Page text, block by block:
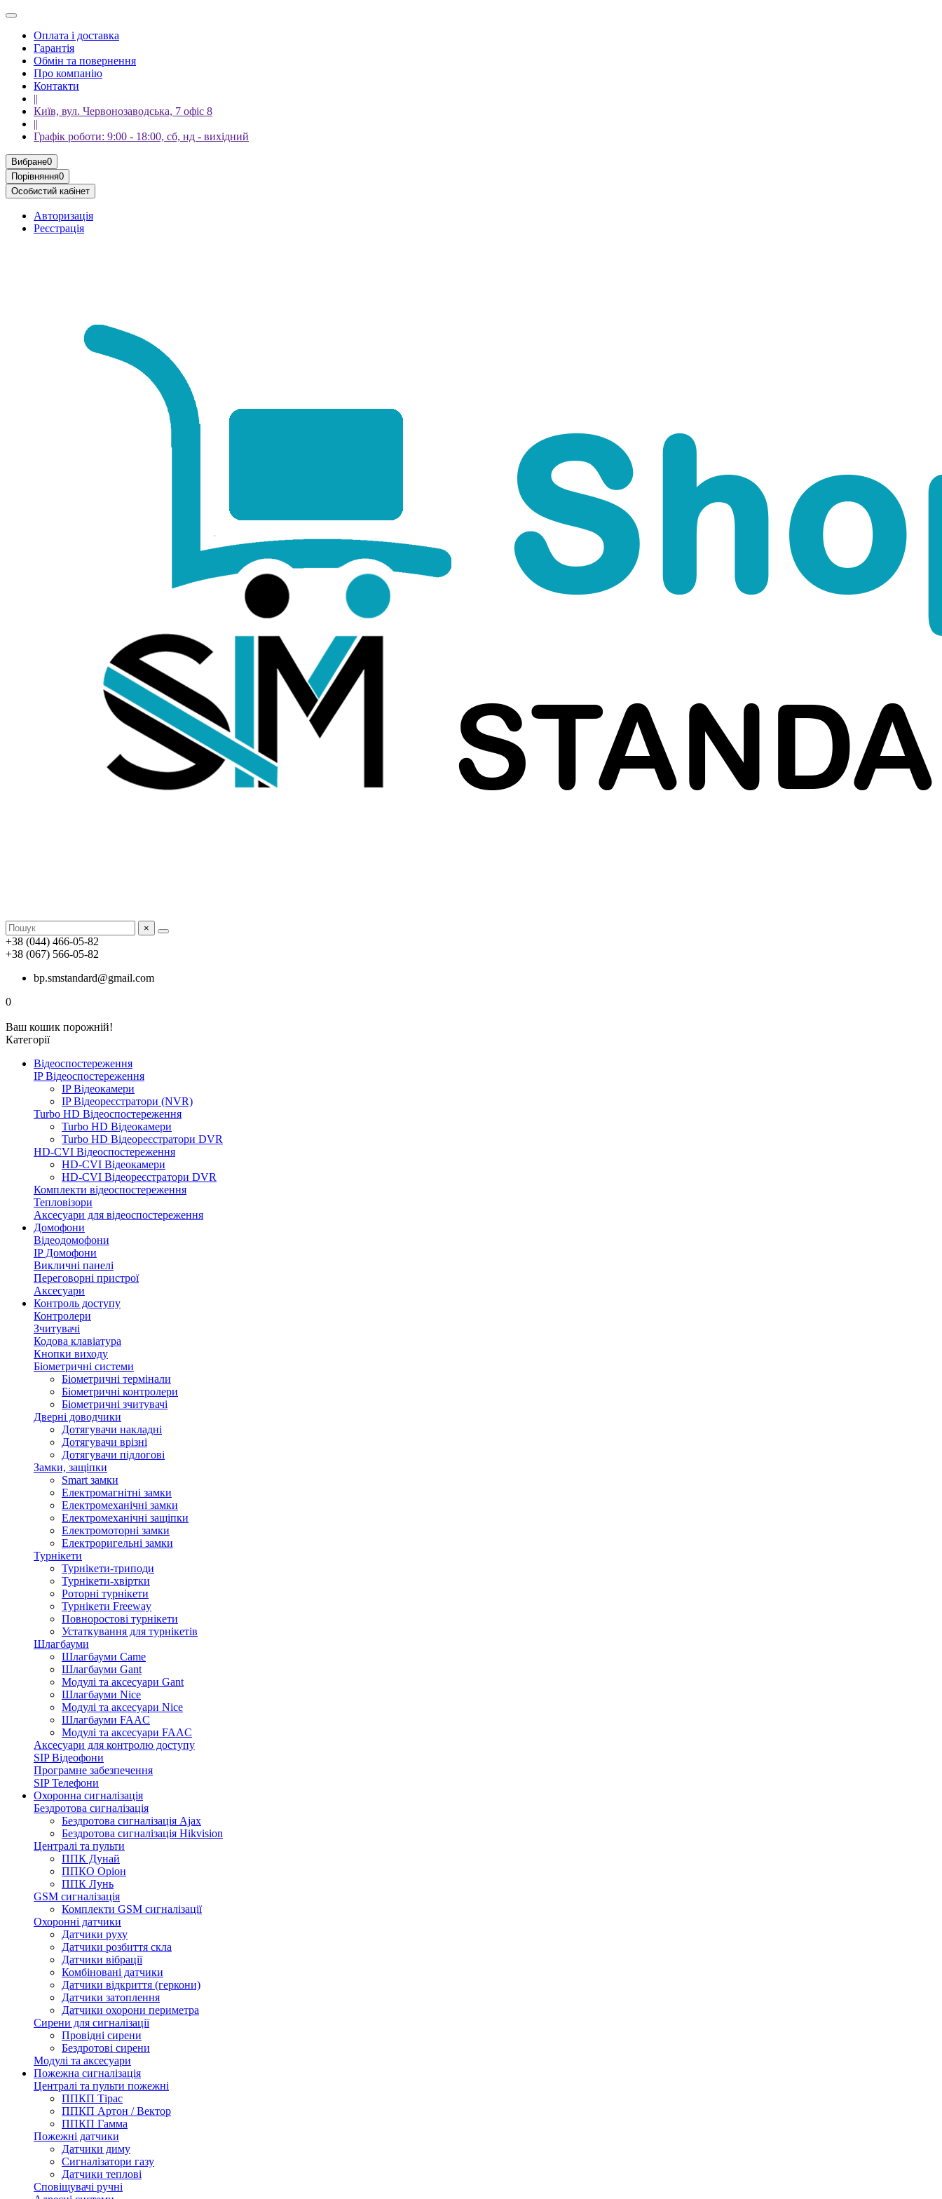
Оплата і доставка
Гарантія
Обмін та повернення
Про компанію
Контакти
||
Київ, вул. Червонозаводська, 7 офіс 8
||
Графік роботи: 9:00 - 18:00, сб, нд - вихідний
Вибране0
Порівняння0
Особистий кабінет
Авторизація
Реєстрація
×
+38 (044) 466-05-82
+38 (067) 566-05-82
bp.smstandard@gmail.com
0
Ваш кошик порожній!
Категорії
Відеоспостереження
IP Відеоспостереження
IP Відеокамери
IP Відеореєстратори (NVR)
Turbo HD Відеоспостереження
Turbo HD Відеокамери
Turbo HD Відеореєстратори DVR
HD-CVI Відеоспостереження
HD-CVI Відеокамери
HD-CVI Відеореєстратори DVR
Комплекти відеоспостереження
Тепловізори
Аксесуари для відеоспостереження
Домофони
Відеодомофони
IP Домофони
Викличні панелі
Переговорні пристрої
Аксесуари
Контроль доступу
Контролери
Зчитувачі
Кодова клавіатура
Кнопки виходу
Біометричні системи
Біометричні термінали
Біометричні контролери
Біометричні зчитувачі
Дверні доводчики
Дотягувачи накладні
Дотягувачи врізні
Дотягувачи підлогові
Замки, защіпки
Smart замки
Електромагнітні замки
Електромеханічні замки
Електромеханічні защіпки
Електромоторні замки
Електроригельні замки
Турнікети
Турнікети-триподи
Турнікети-хвіртки
Роторні турнікети
Турнікети Freeway
Повноростові турнікети
Устаткування для турнікетів
Шлагбауми
Шлагбауми Came
Шлагбауми Gant
Модулі та аксесуари Gant
Шлагбауми Nice
Модулі та аксесуари Nice
Шлагбауми FAAC
Модулі та аксесуари FAAC
Аксесуари для контролю доступу
SIP Відеофони
Програмне забезпечення
SIP Телефони
Охоронна сигналізація
Бездротова сигналізація
Бездротова сигналізація Ajax
Бездротова сигналізація Hikvision
Централі та пульти
ППК Дунай
ППКО Оріон
ППК Лунь
GSM сигналізація
Комплекти GSM сигналізації
Охоронні датчики
Датчики руху
Датчики розбиття скла
Датчики вібрації
Комбіновані датчики
Датчики відкриття (геркони)
Датчики затоплення
Датчики охорони периметра
Сирени для сигналізації
Провідні сирени
Бездротові сирени
Модулі та аксесуари
Пожежна сигналізація
Централі та пульти пожежні
ППКП Тірас
ППКП Артон / Вектор
ППКП Гамма
Пожежні датчики
Датчики диму
Сигналізатори газу
Датчики теплові
Сповіщувачі ручні